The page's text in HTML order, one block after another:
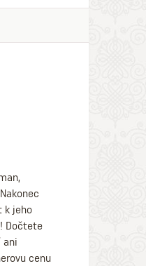
k jeho
Dočtete
ani
cenu